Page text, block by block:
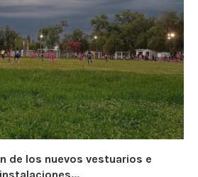
de los nuevos vestuarios e